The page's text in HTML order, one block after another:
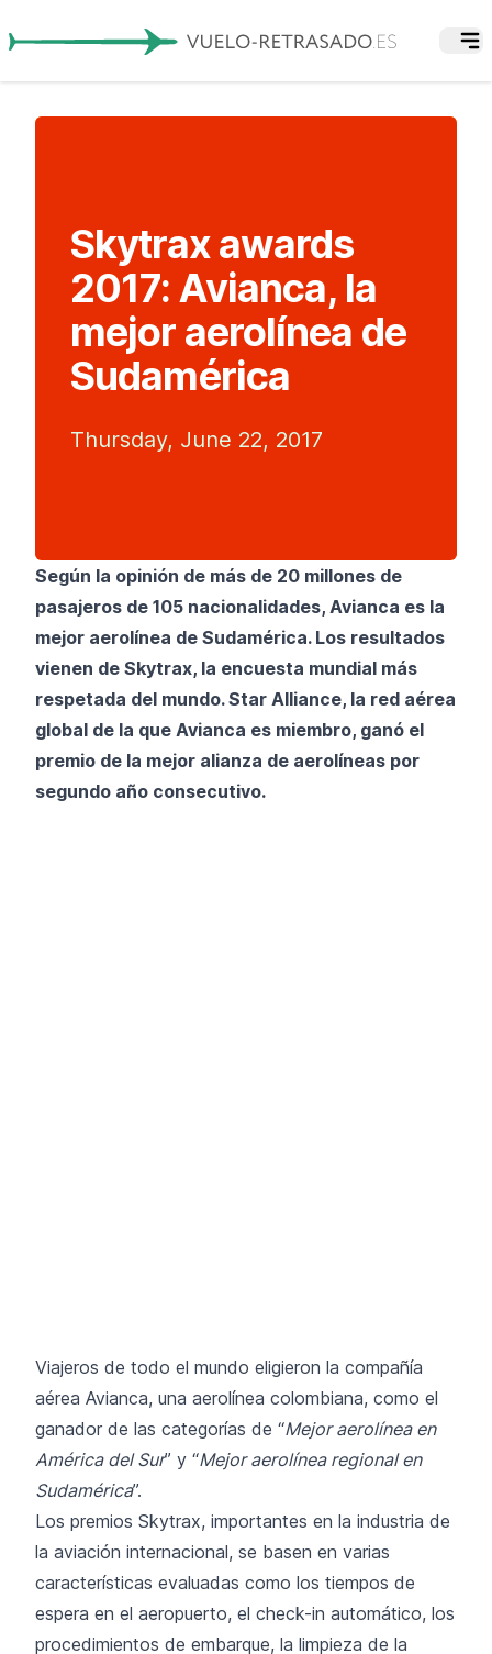
Skytrax awards
2017: Avianca, la
mejor aerolínea de
Sudamérica
Thursday, June 22, 2017
Según la opinión de más de 20 millones de
pasajeros de 105 nacionalidades, Avianca es la
mejor aerolínea de Sudamérica. Los resultados
vienen de Skytrax, la encuesta mundial más
respetada del mundo. Star Alliance, la red aérea
global de la que Avianca es miembro, ganó el
premio de la mejor alianza de aerolíneas por
segundo año consecutivo.
Viajeros de todo el mundo eligieron la compañía
aérea Avianca, una aerolínea colombiana, como el
ganador de las categorías de “Mejor aerolínea en
América del Sur” y “Mejor aerolínea regional en
Sudamérica”.
Los premios Skytrax, importantes en la industria de
la aviación internacional, se basen en varias
características evaluadas como los tiempos de
espera en el aeropuerto, el check-in automático, los
procedimientos de embarque, la limpieza de la